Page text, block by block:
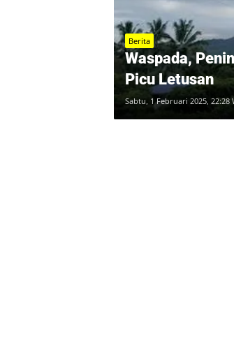
Berita
Waspada,
Picu Letusan
Sabtu, 1 Februari 2025, 22:28